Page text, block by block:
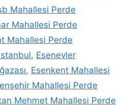
Mahallesi Perde
Mahallesi Perde
Mahallesi Perde
, Esenevler
, Esenkent Mahallesi
Mahallesi Perde
Mehmet Mahallesi Perde